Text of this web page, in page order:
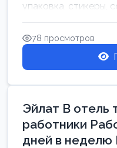
упаковка, стикеры,
78 просмотров
Эйлат В отель
работники
дней в неделю